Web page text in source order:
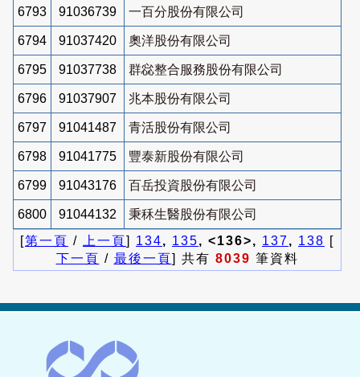
6793 91036739 一百分股份有限公司
6794 91037420 奧洋股份有限公司
6795 91037738 群惢整合服務股份有限公司
6796 91037907 兆本股份有限公司
6797 91041487 青活股份有限公司
6798 91041775 豐泰新股份有限公司
6799 91043176 百岳投資股份有限公司
6800 91044132
秉秝生醫股份有限公司
[第一頁 / 上一頁] 134, 135, <136>, 137, 138 [
下一頁 / 最後一頁] 共有 8039 筆資料